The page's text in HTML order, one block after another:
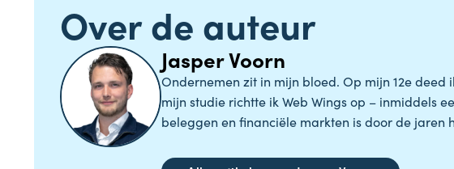
Over de auteur
Jasper Voorn
Ondernemen zit in mijn bloed. Op mijn 12e deed
mijn studie richtte ik Web Wings op – inmiddels
beleggen en financiële markten is door de jaren